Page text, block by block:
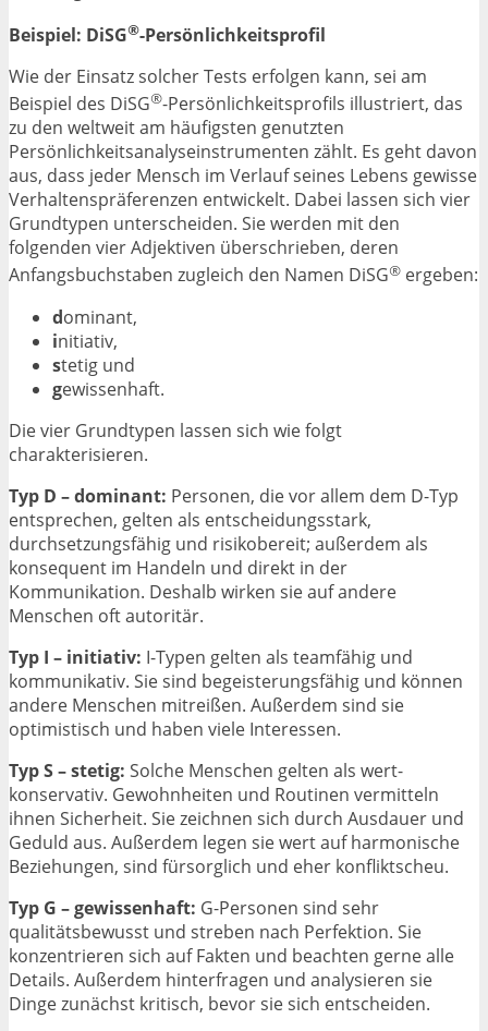
Beispiel: DiSG®-Persönlichkeitsprofil
Wie der Einsatz solcher Tests erfolgen kann, sei am
Beispiel des DiSG®-Persönlichkeitsprofils illustriert, das
zu den weltweit am häufigsten genutzten
Persönlichkeitsanalyseinstrumenten zählt. Es geht davon
aus, dass jeder Mensch im Verlauf seines Lebens gewisse
Verhaltenspräferenzen entwickelt. Dabei lassen sich vier
Grundtypen unterscheiden. Sie werden mit den
folgenden vier Adjektiven überschrieben, deren
Anfangsbuchstaben zugleich den Namen DiSG® ergeben:
dominant,
initiativ,
stetig und
gewissenhaft.
Die vier Grundtypen lassen sich wie folgt
charakterisieren.
Typ D – dominant: Personen, die vor allem dem D-Typ
entsprechen, gelten als entscheidungsstark,
durchsetzungsfähig und risikobereit; außerdem als
konsequent im Handeln und direkt in der
Kommunikation. Deshalb wirken sie auf andere
Menschen oft autoritär.
Typ I – initiativ: I-Typen gelten als teamfähig und
kommunikativ. Sie sind begeisterungsfähig und können
andere Menschen mitreißen. Außerdem sind sie
optimistisch und haben viele Interessen.
Typ S – stetig: Solche Menschen gelten als wert-
konservativ. Gewohnheiten und Routinen vermitteln
ihnen Sicherheit. Sie zeichnen sich durch Ausdauer und
Geduld aus. Außerdem legen sie wert auf harmonische
Beziehungen, sind fürsorglich und eher konfliktscheu.
Typ G – gewissenhaft: G-Personen sind sehr
qualitätsbewusst und streben nach Perfektion. Sie
konzentrieren sich auf Fakten und beachten gerne alle
Details. Außerdem hinterfragen und analysieren sie
Dinge zunächst kritisch, bevor sie sich entscheiden.